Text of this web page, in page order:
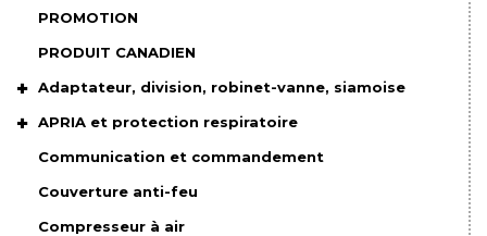
PROMOTION
PRODUIT CANADIEN
Adaptateur, division, robinet-vanne, siamoise
APRIA et protection respiratoire
Communication et commandement
Couverture anti-feu
Compresseur à air